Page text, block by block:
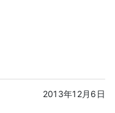
2013年12月6日